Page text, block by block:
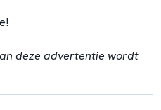
deze advertentie wordt